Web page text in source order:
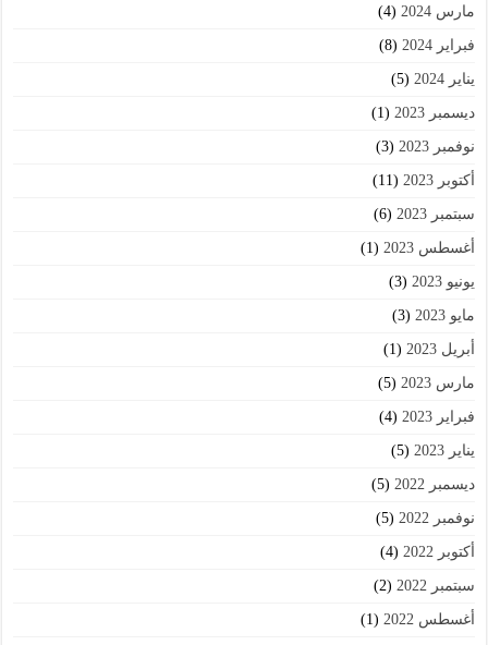
مارس 2024 (4)
فبراير 2024 (8)
يناير 2024 (5)
ديسمبر 2023 (1)
نوفمبر 2023 (3)
أكتوبر 2023 (11)
سبتمبر 2023 (6)
أغسطس 2023 (1)
يونيو 2023 (3)
مايو 2023 (3)
أبريل 2023 (1)
مارس 2023 (5)
فبراير 2023 (4)
يناير 2023 (5)
ديسمبر 2022 (5)
نوفمبر 2022 (5)
أكتوبر 2022 (4)
سبتمبر 2022 (2)
أغسطس 2022 (1)